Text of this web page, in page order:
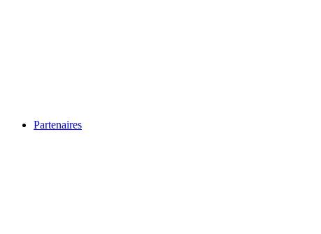
Partenaires